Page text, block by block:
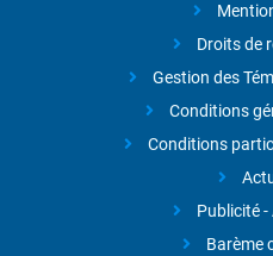
Droits de
Gestion des
Conditions
Conditions
Publicité
Barème